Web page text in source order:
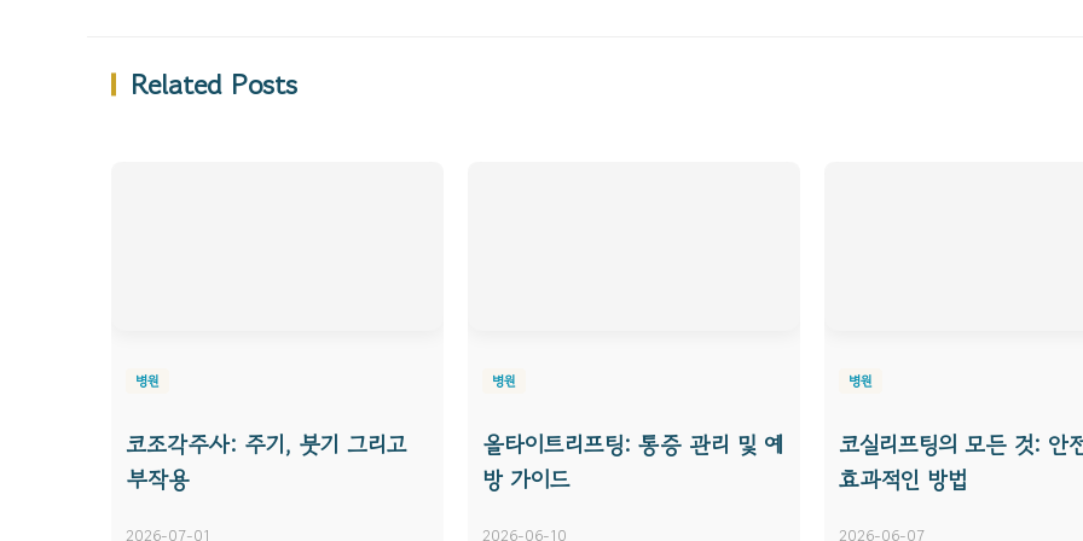
Related Posts
병원
코조각주사: 주기, 붓기 그리고
부작용
2026-07-01
병원
올타이트리프팅: 통증 관리 및 예
방 가이드
2026-06-10
병원
코실리프팅의 모든 것: 안
효과적인 방법
2026-06-07